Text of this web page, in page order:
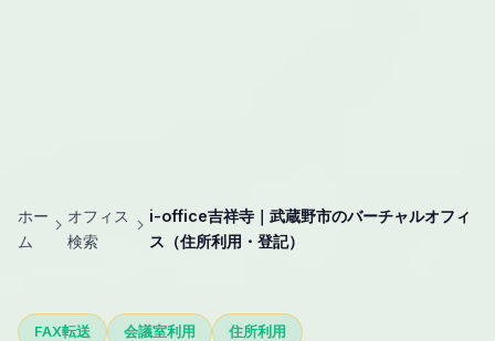
ホー
ム
オフィス
検索
i-office吉祥寺｜武蔵野市のバーチャルオフィ
ス（住所利用・登記）
FAX転送 会議室利用 住所利用